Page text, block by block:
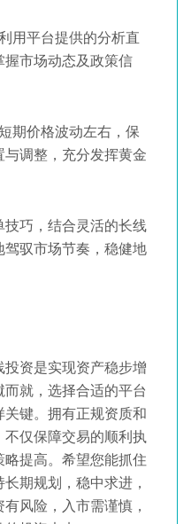
用平台提供的分析直
市场动态及政策信
期价格波动左右，保
调整，充分发挥黄金
巧，结合灵活的长线
驭市场节奏，稳健地
资是实现资产稳步增
就，选择合适的平台
键。拥有正规资质和
仅保障交易的顺利执
提高。希望您能抓住
期规划，稳中求进，
风险，入市需谨慎，